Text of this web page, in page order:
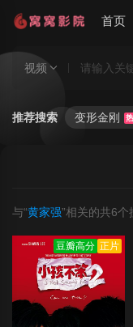
首页
视频
推荐搜索 变形金刚 热
与“黄家强”相关的共6个
豆瓣高分 正片